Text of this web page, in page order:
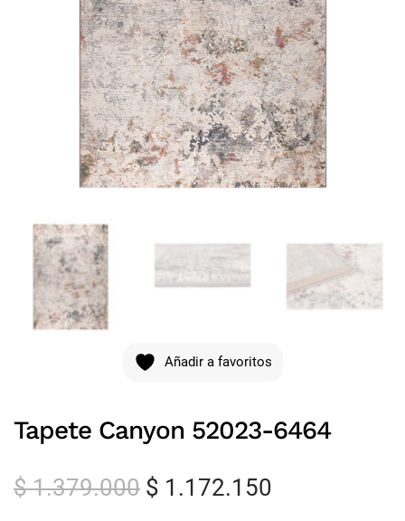
Añadir a favoritos
Tapete Canyon 52023-6464
$1.379.000 $ 1.172.150